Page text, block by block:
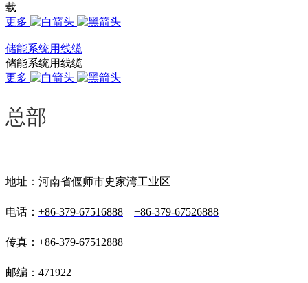
载
更多
储能系统用线缆
储能系统用线缆
更多
总部
地址：河南省偃师市史家湾工业区
电话： +86-379-67516888 +86-379-67526888
传真： +86-379-67512888
邮编：471922